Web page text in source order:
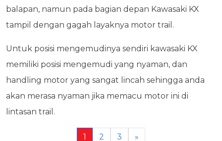
balapan, namun pada bagian depan Kawasaki KX
tampil dengan gagah layaknya motor trail.
Untuk posisi mengemudinya sendiri kawasaki KX
memiliki posisi mengemudi yang nyaman, dan
handling motor yang sangat lincah sehingga anda
akan merasa nyaman jika memacu motor ini di
lintasan trail.
1 2 3 »